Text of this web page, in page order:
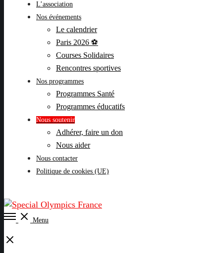
L’association
Nos événements
Le calendrier
Paris 2026 ⚽
Courses Solidaires
Rencontres sportives
Nos programmes
Programmes Santé
Programmes éducatifs
Nous soutenir
Adhérer, faire un don
Nous aider
Nous contacter
Politique de cookies (UE)
Open
Menu
Close